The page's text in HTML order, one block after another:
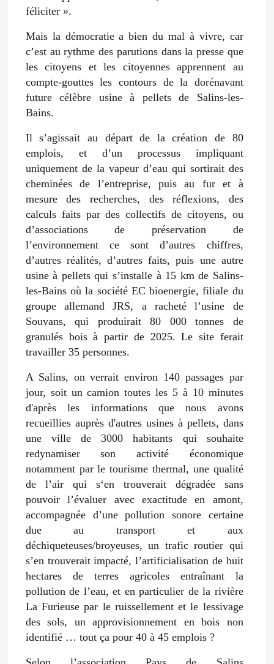
féliciter ».
Mais la démocratie a bien du mal à vivre, car
c’est au rythme des parutions dans la presse que
les citoyens et les citoyennes apprennent au
compte-gouttes les contours de la dorénavant
future célèbre usine à pellets de Salins-les-
Bains.
Il s’agissait au départ de la création de 80
emplois, et d’un processus impliquant
uniquement de la vapeur d’eau qui sortirait des
cheminées de l’entreprise, puis au fur et à
mesure des recherches, des réflexions, des
calculs faits par des collectifs de citoyens, ou
d’associations de préservation de
l’environnement ce sont d’autres chiffres,
d’autres réalités, d’autres faits, puis une autre
usine à pellets qui s’installe à 15 km de Salins-
les-Bains où la société EC bioenergie, filiale du
groupe allemand JRS, a racheté l’usine de
Souvans, qui produirait 80 000 tonnes de
granulés bois à partir de 2025. Le site ferait
travailler 35 personnes.
A Salins, on verrait environ 140 passages par
jour, soit un camion toutes les 5 à 10 minutes
d'après les informations que nous avons
recueillies auprès d'autres usines à pellets, dans
une ville de 3000 habitants qui souhaite
redynamiser son activité économique
notamment par le tourisme thermal, une qualité
de l’air qui s‘en trouverait dégradée sans
pouvoir l’évaluer avec exactitude en amont,
accompagnée d’une pollution sonore certaine
due au transport et aux
déchiqueteuses/broyeuses, un trafic routier qui
s’en trouverait impacté, l’artificialisation de huit
hectares de terres agricoles entraînant la
pollution de l’eau, et en particulier de la rivière
La Furieuse par le ruissellement et le lessivage
des sols, un approvisionnement en bois non
identifié … tout ça pour 40 à 45 emplois ?